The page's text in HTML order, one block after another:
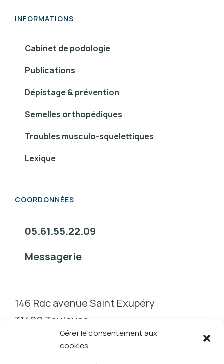
Gérer le consentement aux
cookies
INFORMATIONS
Cabinet de podologie
Publications
Dépistage & prévention
Semelles orthopédiques
Troubles musculo-squelettiques
Lexique
COORDONNÉES
05.61.55.22.09
Messagerie
146 Rdc avenue Saint Exupéry
31400 Toulouse